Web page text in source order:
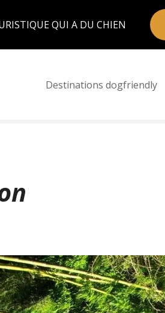
QUI A DU CHIEN
Destinations dogfriendly